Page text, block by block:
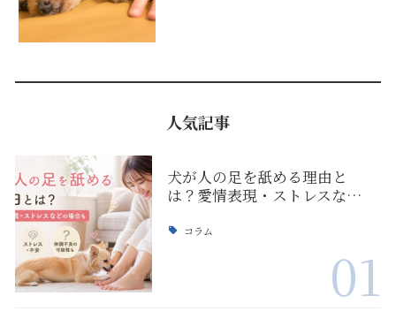
人気記事
犬が人の足を舐める理由と
は？愛情表現・ストレスな…
コラム
01